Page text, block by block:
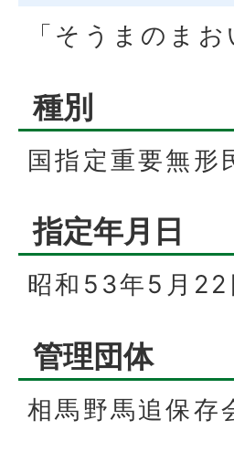
「そうまのまお
種別
国指定重要無形
指定年月日
昭和53年5月22
管理団体
相馬野馬追保存